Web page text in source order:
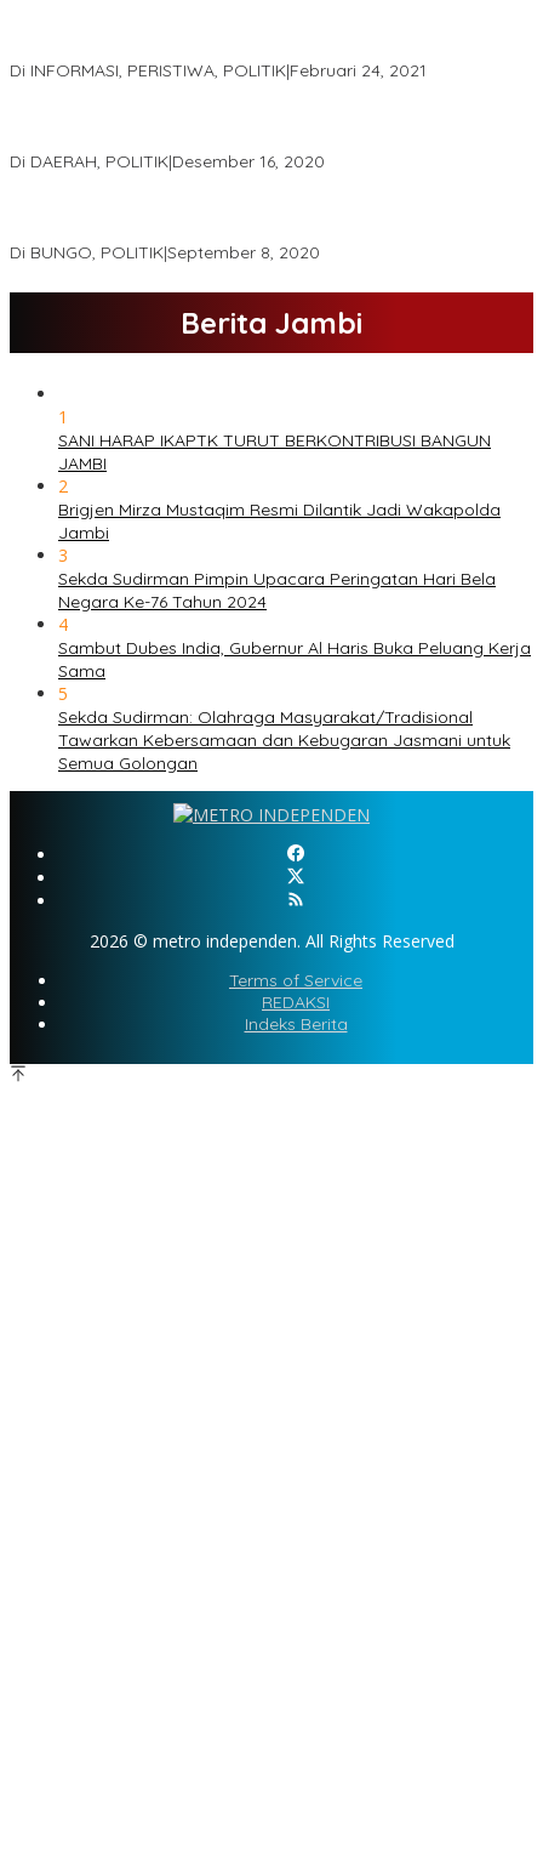
Di INFORMASI, PERISTIWA, POLITIK|Februari 24, 2021
Di DAERAH, POLITIK|Desember 16, 2020
Di BUNGO, POLITIK|September 8, 2020
Berita Jambi
1
SANI HARAP IKAPTK TURUT BERKONTRIBUSI BANGUN
JAMBI
2
Brigjen Mirza Mustaqim Resmi Dilantik Jadi Wakapolda
Jambi
3
Sekda Sudirman Pimpin Upacara Peringatan Hari Bela
Negara Ke-76 Tahun 2024
4
Sambut Dubes India, Gubernur Al Haris Buka Peluang Kerja
Sama
5
Sekda Sudirman: Olahraga Masyarakat/Tradisional
Tawarkan Kebersamaan dan Kebugaran Jasmani untuk
Semua Golongan
2026 © metro independen. All Rights Reserved
Terms of Service
REDAKSI
Indeks Berita